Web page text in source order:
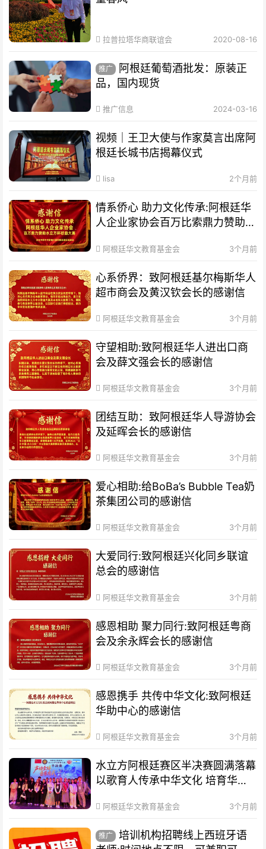
拉普拉塔华商联谊会 2020-08-16
推广
阿根廷葡萄酒批发：原装正
品，国内现货
推广信息 2024-03-16
视频｜王卫大使与作家莫言出席阿
根廷长城书店揭幕仪式
lisa 2个月前
情系侨心 助力文化传承:阿根廷华
人企业家协会百万比索鼎力赞助水
阿根廷华文教育基金会 3个月前
心系侨界​：致阿根廷基尔梅斯华人
超市商会及黄汉钦会长的感谢信
阿根廷华文教育基金会 3个月前
守望相助:致阿根廷华人进出口商
会及薛文强会长的感谢信
阿根廷华文教育基金会 3个月前
团结互助：致阿根廷华人导游协会
及延晖会长的感谢信
阿根廷华文教育基金会 3个月前
爱心相助:给BoBa’s Bubble Tea奶
茶集团公司的感谢信
阿根廷华文教育基金会 3个月前
大爱同行:致阿根廷兴化同乡联谊
总会的感谢信
阿根廷华文教育基金会 3个月前
感恩相助 聚力同行:致阿根廷粤商
会及余永辉会长的感谢信
阿根廷华文教育基金会 3个月前
感恩携手 共传中华文化:致阿根廷
华助中心的感谢信
阿根廷华文教育基金会 3个月前
水立方阿根廷赛区半决赛圆满落幕
以歌育人传承中华文化 培育华裔
阿根廷华文教育基金会 3个月前
推广
培训机构招聘线上西班牙语